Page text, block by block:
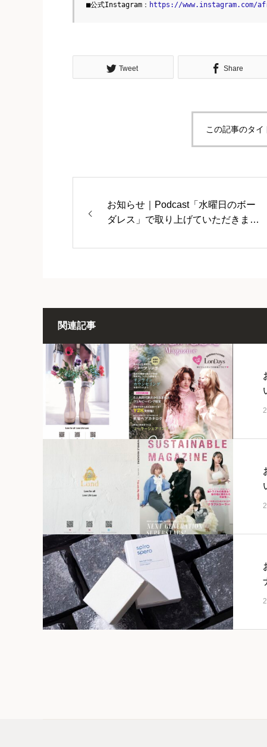
■公式Instagram： https://www.instagram.com/
Tweet Share
この記事のタ
お知らせ｜Podcast「水曜日のボー
ダレス」で取り上げていただきまし
関連記事